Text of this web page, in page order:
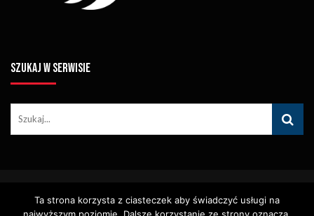
SZUKAJ W SERWISIE
Tym Zdjęć, Materiałów Wideo) Bez Pisemnego Zezwolenia
Zabronione.
Ta strona korzysta z ciasteczek aby świadczyć usługi na